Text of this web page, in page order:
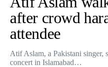
after crowd
attendee
Atif Aslam, a Pakistani singer,
concert in Islamabad…